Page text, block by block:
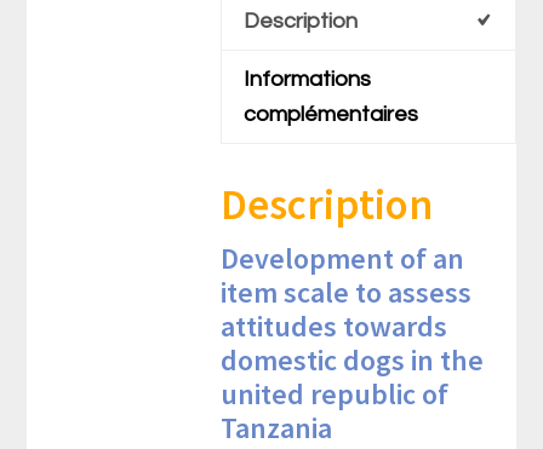
Description
Informations
complémentaires
Description
Development of an
item scale to assess
attitudes towards
domestic dogs in the
united republic of
Tanzania